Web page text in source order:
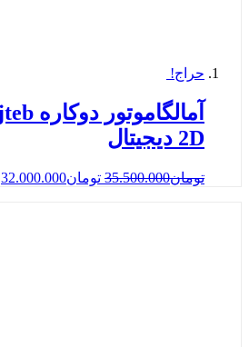
حراج!
2D دیجیتال
تومان35.500.000 تومان32.000.000